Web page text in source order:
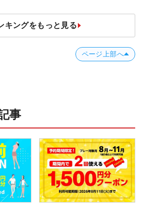
キングをもっと見る
ページ上部へ
事